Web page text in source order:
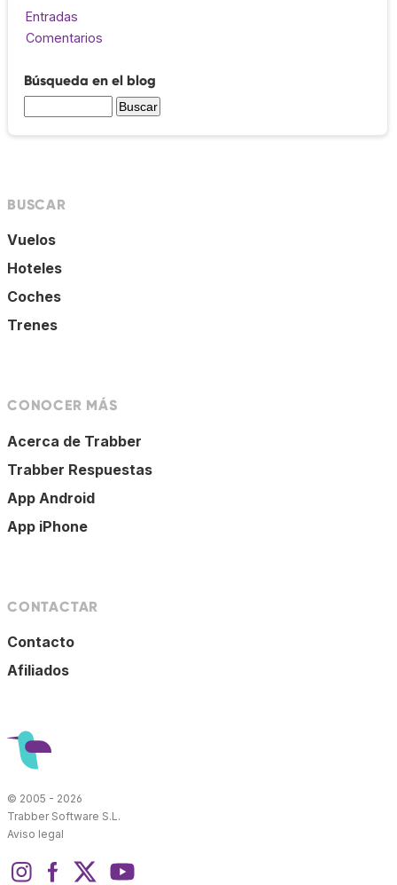
Entradas
Comentarios
Búsqueda en el blog
BUSCAR
Vuelos
Hoteles
Coches
Trenes
CONOCER MÁS
Acerca de Trabber
Trabber Respuestas
App Android
App iPhone
CONTACTAR
Contacto
Afiliados
© 2005 - 2026
Trabber Software S.L.
Aviso legal